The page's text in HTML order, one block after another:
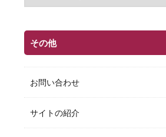
その他
お問い合わせ
サイトの紹介